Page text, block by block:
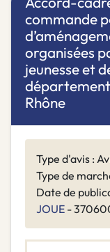
commande
organisées
jeunesse et
Rhône
Type d'avis :
Type de
Date de
JOUE -